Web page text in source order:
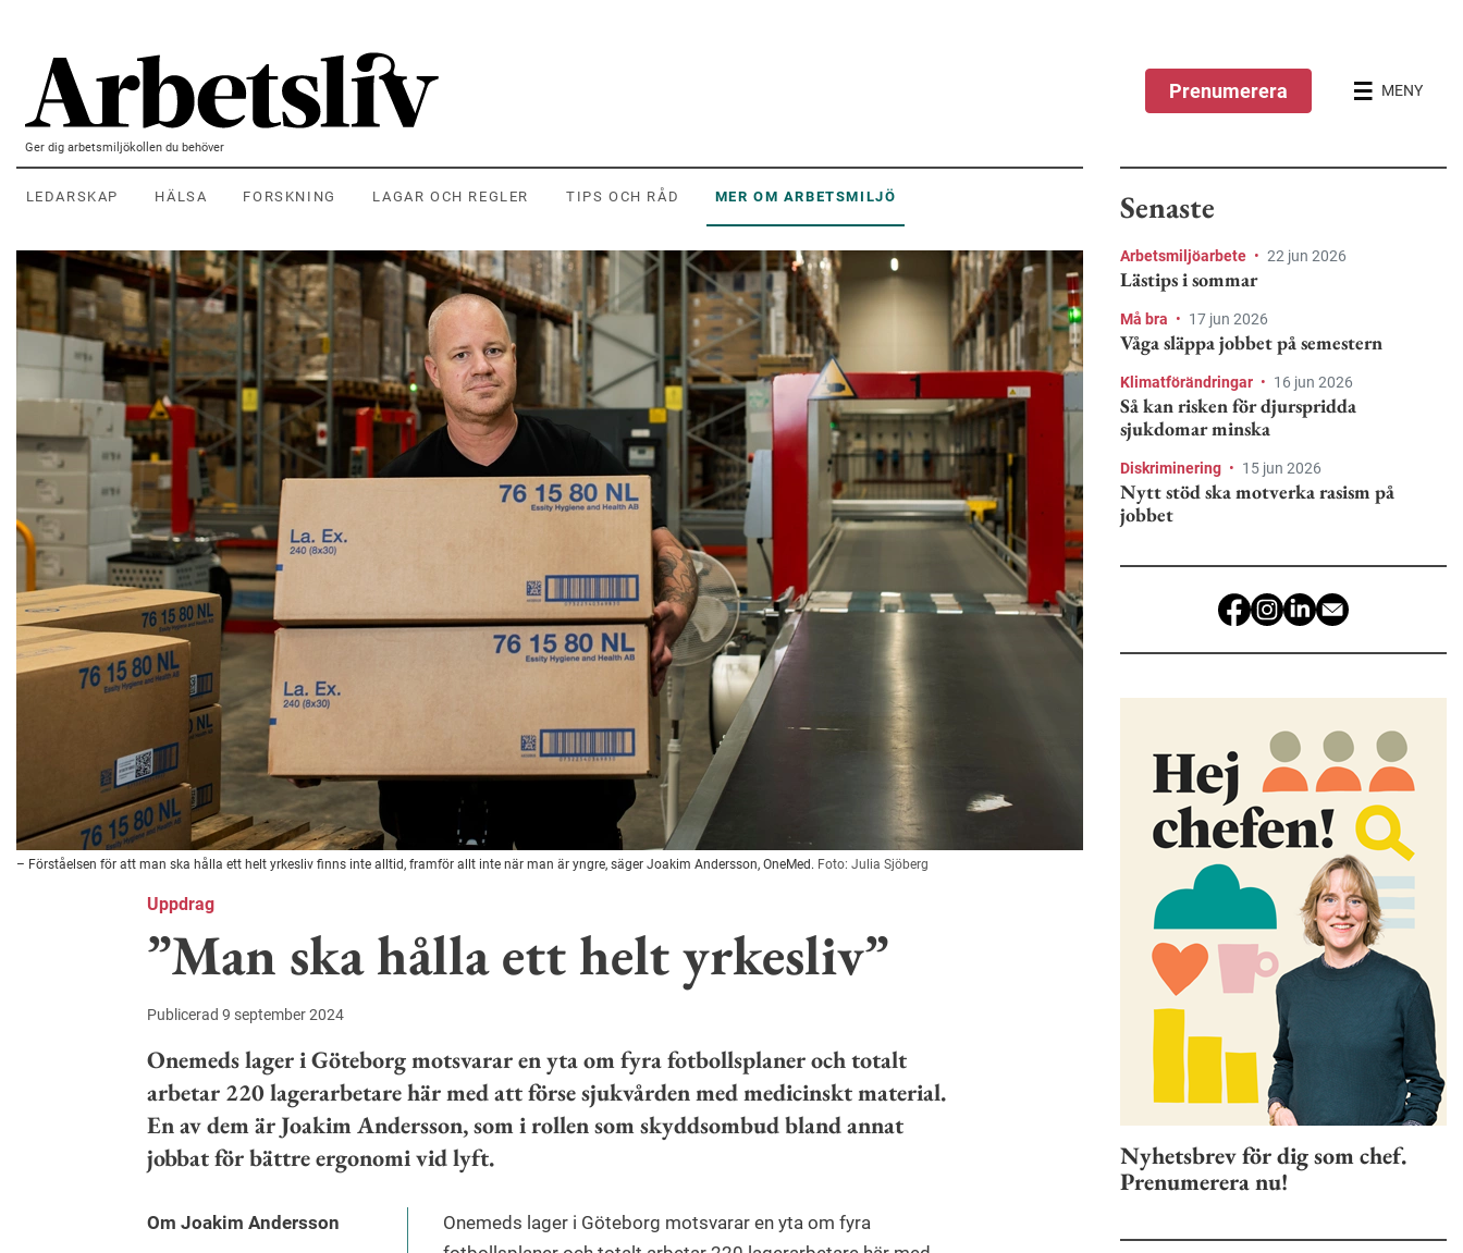
Ger dig arbetsmiljökollen du behöver
LEDARSKAP HÄLSA FORSKNING LAGAR OCH REGLER TIPS OCH RÅD MER OM ARBETSMILJÖ
Prenumerera MENY
– Förståelsen för att man ska hålla ett helt yrkesliv finns inte alltid, framför allt inte när man är yngre, säger Joakim Andersson, OneMed. Foto: Julia Sjöberg
Uppdrag
”Man ska hålla ett helt yrkesliv”
Publicerad 9 september 2024
Onemeds lager i Göteborg motsvarar en yta om fyra fotbollsplaner och totalt
arbetar 220 lagerarbetare här med att förse sjukvården med medicinskt material.
En av dem är Joakim Andersson, som i rollen som skyddsombud bland annat
jobbat för bättre ergonomi vid lyft.
Om Joakim Andersson
Onemeds lager i Göteborg motsvarar en yta om fyra
Senaste
Arbetsmiljöarbete • 22 jun 2026
Lästips i sommar
Må bra • 17 jun 2026
Våga släppa jobbet på semestern
Klimatförändringar • 16 jun 2026
Så kan risken för djurspridda
sjukdomar minska
Diskriminering • 15 jun 2026
Nytt stöd ska motverka rasism på
jobbet
Nyhetsbrev för dig som chef.
Prenumerera nu!